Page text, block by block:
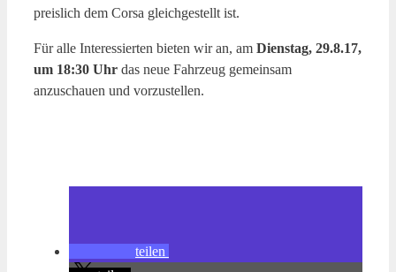
preislich dem Corsa gleichgestellt ist.
Für alle Interessierten bieten wir an, am Dienstag, 29.8.17,
um 18:30 Uhr das neue Fahrzeug gemeinsam
anzuschauen und vorzustellen.
teilen